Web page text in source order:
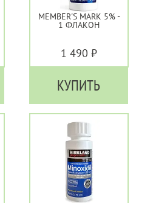
MEMBER'S MARK 5% -
1 ФЛАКОН
1 490 ₽
КУПИТЬ